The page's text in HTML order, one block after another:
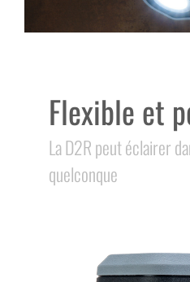
Flexible et
La D2R peut éclairer
quelconque